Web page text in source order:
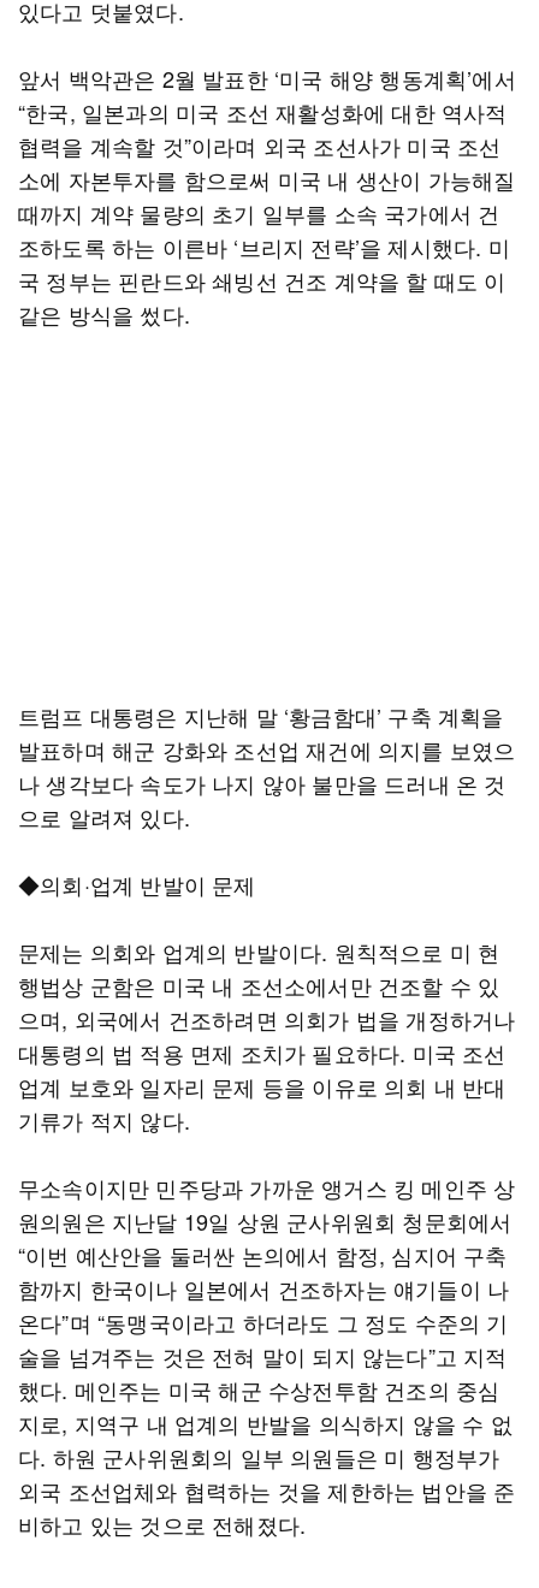
있다고 덧붙였다.
앞서 백악관은 2월 발표한 ‘미국 해양 행동계획’에서
“한국, 일본과의 미국 조선 재활성화에 대한 역사적
협력을 계속할 것”이라며 외국 조선사가 미국 조선
소에 자본투자를 함으로써 미국 내 생산이 가능해질
때까지 계약 물량의 초기 일부를 소속 국가에서 건
조하도록 하는 이른바 ‘브리지 전략’을 제시했다. 미
국 정부는 핀란드와 쇄빙선 건조 계약을 할 때도 이
같은 방식을 썼다.
트럼프 대통령은 지난해 말 ‘황금함대’ 구축 계획을
발표하며 해군 강화와 조선업 재건에 의지를 보였으
나 생각보다 속도가 나지 않아 불만을 드러내 온 것
으로 알려져 있다.
◆의회·업계 반발이 문제
문제는 의회와 업계의 반발이다. 원칙적으로 미 현
행법상 군함은 미국 내 조선소에서만 건조할 수 있
으며, 외국에서 건조하려면 의회가 법을 개정하거나
대통령의 법 적용 면제 조치가 필요하다. 미국 조선
업계 보호와 일자리 문제 등을 이유로 의회 내 반대
기류가 적지 않다.
무소속이지만 민주당과 가까운 앵거스 킹 메인주 상
원의원은 지난달 19일 상원 군사위원회 청문회에서
“이번 예산안을 둘러싼 논의에서 함정, 심지어 구축
함까지 한국이나 일본에서 건조하자는 얘기들이 나
온다”며 “동맹국이라고 하더라도 그 정도 수준의 기
술을 넘겨주는 것은 전혀 말이 되지 않는다”고 지적
했다. 메인주는 미국 해군 수상전투함 건조의 중심
지로, 지역구 내 업계의 반발을 의식하지 않을 수 없
다. 하원 군사위원회의 일부 의원들은 미 행정부가
외국 조선업체와 협력하는 것을 제한하는 법안을 준
비하고 있는 것으로 전해졌다.